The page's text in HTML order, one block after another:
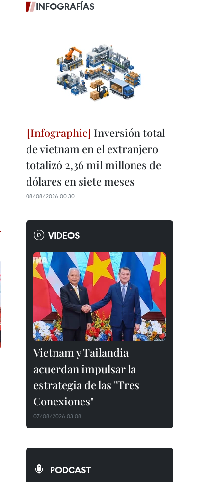
INFOGRAFÍAS
Inversión total
de vietnam en el extranjero
totalizó 2,36 mil millones de
dólares en siete meses
08/08/2026 00:30
VIDEOS
Vietnam y Tailandia
acuerdan impulsar la
estrategia de las "Tres
Conexiones"
07/08/2026 03:08
PODCAST